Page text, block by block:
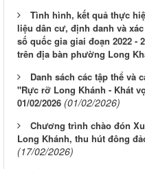
Tình hình, kết quả thực
liệu dân cư, định danh và
số quốc gia giai đoạn 2022 -
trên địa bàn phường Long
Danh sách các tập thể và
"Rực rỡ Long Khánh - Khát
01/02/2026 (01/02/2026)
Chương trình chào đón
Long Khánh, thu hút đông
(17/02/2026)